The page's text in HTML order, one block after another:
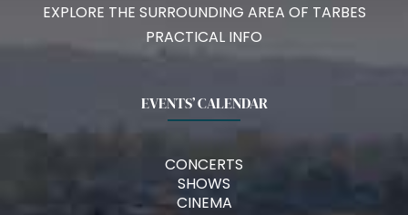
EXPLORE THE SURROUNDING AREA OF TARBES
PRACTICAL INFO
EVENTS’ CALENDAR
CONCERTS
SHOWS
CINEMA